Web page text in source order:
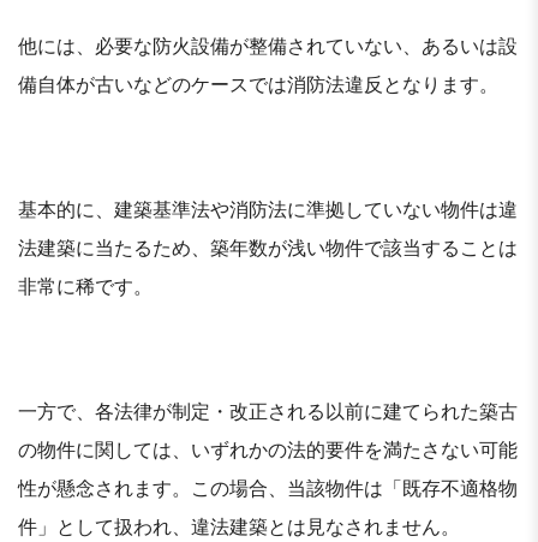
他には、必要な防火設備が整備されていない、あるいは設
備自体が古いなどのケースでは消防法違反となります。
基本的に、建築基準法や消防法に準拠していない物件は違
法建築に当たるため、築年数が浅い物件で該当することは
非常に稀です。
一方で、各法律が制定・改正される以前に建てられた築古
の物件に関しては、いずれかの法的要件を満たさない可能
性が懸念されます。この場合、当該物件は「既存不適格物
件」として扱われ、違法建築とは見なされません。